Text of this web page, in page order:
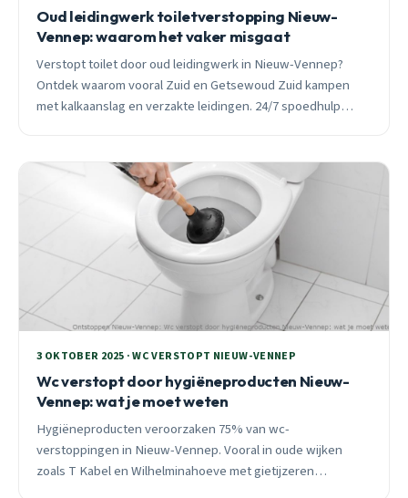
Oud leidingwerk toiletverstopping Nieuw-
Vennep: waarom het vaker misgaat
Verstopt toilet door oud leidingwerk in Nieuw-Vennep?
Ontdek waarom vooral Zuid en Getsewoud Zuid kampen
met kalkaanslag en verzakte leidingen. 24/7 spoedhulp
3 OKTOBER 2025 · WC VERSTOPT NIEUW-VENNEP
Wc verstopt door hygiëneproducten Nieuw-
Vennep: wat je moet weten
Hygiëneproducten veroorzaken 75% van wc-
verstoppingen in Nieuw-Vennep. Vooral in oude wijken
zoals T Kabel en Wilhelminahoeve met gietijzeren